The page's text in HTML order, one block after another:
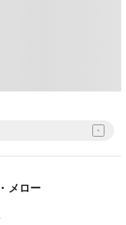
メロー